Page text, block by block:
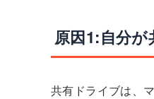
原因1:自分
共有ドライブは、